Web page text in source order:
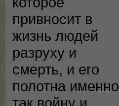
привносит в
жизнь людей
разруху и
смерть, и его
полотна именно